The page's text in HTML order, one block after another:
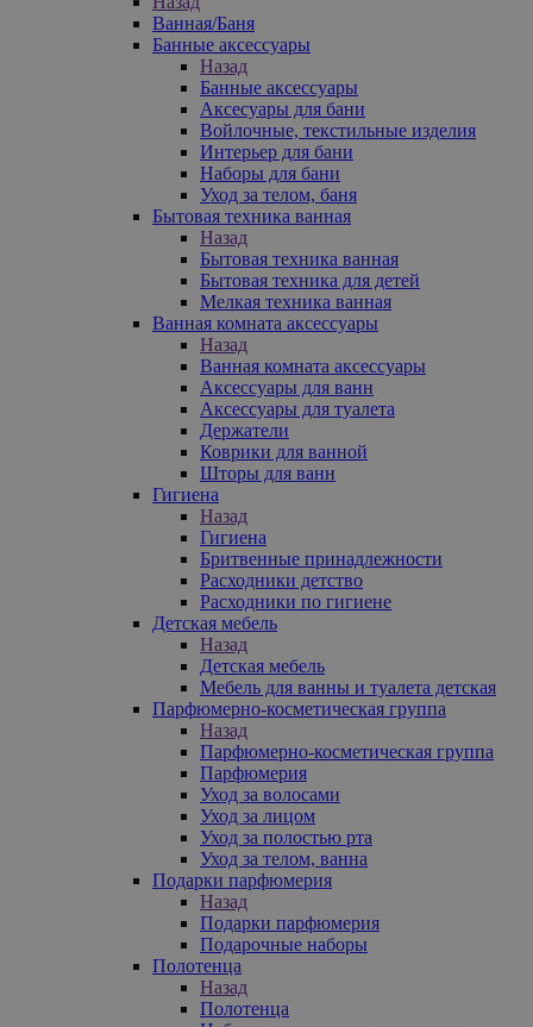
Ванная/Баня
Банные аксессуары
Назад
Банные аксессуары
Аксесуары для бани
Войлочные, текстильные изделия
Интерьер для бани
Наборы для бани
Уход за телом, баня
Бытовая техника ванная
Назад
Бытовая техника ванная
Бытовая техника для детей
Мелкая техника ванная
Ванная комната аксессуары
Назад
Ванная комната аксессуары
Аксессуары для ванн
Аксессуары для туалета
Держатели
Коврики для ванной
Шторы для ванн
Гигиена
Назад
Гигиена
Бритвенные принадлежности
Расходники детство
Расходники по гигиене
Детская мебель
Назад
Детская мебель
Мебель для ванны и туалета детская
Парфюмерно-косметическая группа
Назад
Парфюмерно-косметическая группа
Парфюмерия
Уход за волосами
Уход за лицом
Уход за полостью рта
Уход за телом, ванна
Подарки парфюмерия
Назад
Подарки парфюмерия
Подарочные наборы
Полотенца
Назад
Полотенца